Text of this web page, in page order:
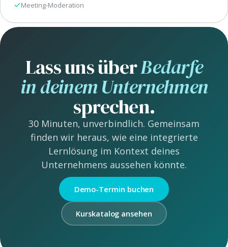
Meeting-Moderation
Lass uns überBedarfe
in deinem Unternehmen
sprechen.
30 Minuten, unverbindlich. Gemeinsam
finden wir heraus, wie eine integrierte
Lernlösung im Kontext deines
Unternehmens aussehen könnte.
Demo-Termin buchen
Kurskatalog ansehen